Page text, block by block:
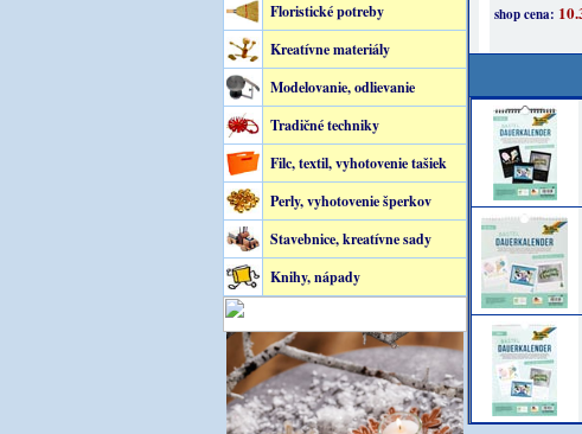
Floristické potreby
Kreatívne materiály
Modelovanie, odlievanie
Tradičné techniky
Filc, textil, vyhotovenie tašiek
Perly, vyhotovenie šperkov
Stavebnice, kreatívne sady
Knihy, nápady